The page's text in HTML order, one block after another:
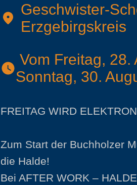
Geschwister-
Erzgebirgskreis
Sonntag, 30.
FREITAG WIRD
Zum Start der Buchholzer
die Halde!
Bei AFTER WORK –